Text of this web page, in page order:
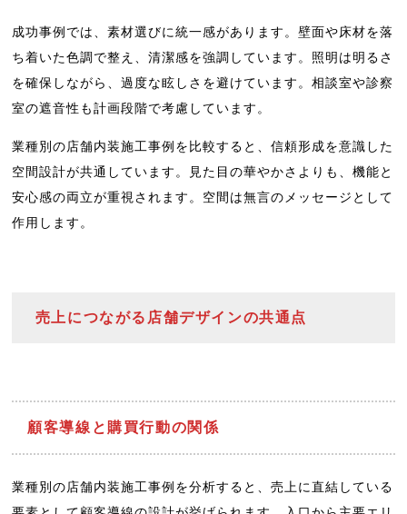
成功事例では、素材選びに統一感があります。壁面や床材を落
ち着いた色調で整え、清潔感を強調しています。照明は明るさ
を確保しながら、過度な眩しさを避けています。相談室や診察
室の遮音性も計画段階で考慮しています。
業種別の店舗内装施工事例を比較すると、信頼形成を意識した
空間設計が共通しています。見た目の華やかさよりも、機能と
安心感の両立が重視されます。空間は無言のメッセージとして
作用します。
売上につながる店舗デザインの共通点
顧客導線と購買行動の関係
業種別の店舗内装施工事例を分析すると、売上に直結している